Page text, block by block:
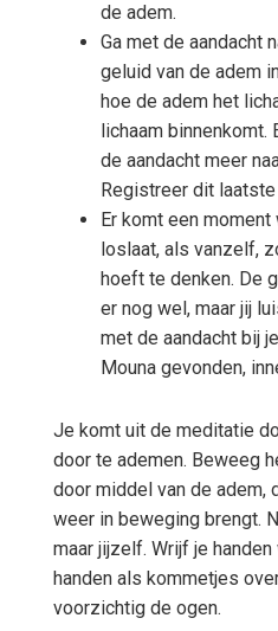
de adem.
Ga met de aandacht
geluid van de adem
hoe de adem het
lichaam binnenkomt.
de aandacht meer
Registreer dit
Er komt een
loslaat, als vanzelf,
hoeft te denken. De
er nog wel, maar jij
met de aandacht bij
Mouna gevonden,
Je komt uit de meditatie
door te ademen. Beweeg
door middel van de adem,
weer in beweging brengt.
maar jijzelf. Wrijf je
handen als kommetjes
voorzichtig de ogen.